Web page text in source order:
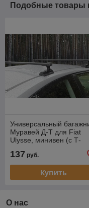
Подобные товары
Универсальный
Муравей Д-Т для Fiat
Ulysse, минивен (с Т-
137 руб.
Купить
О нас